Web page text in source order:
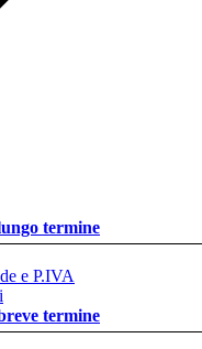
termine
e P.IVA
termine